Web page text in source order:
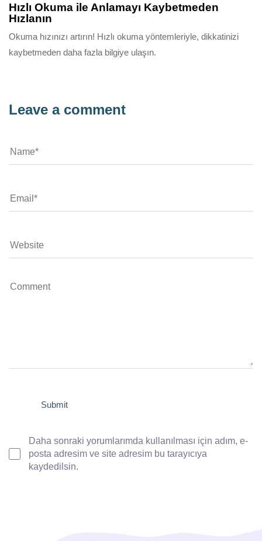
Hızlı Okuma ile Anlamayı Kaybetmeden
Hızlanın
Okuma hızınızı artırın! Hızlı okuma yöntemleriyle, dikkatinizi
kaybetmeden daha fazla bilgiye ulaşın.
Leave a comment
Daha sonraki yorumlarımda kullanılması için adım, e-
posta adresim ve site adresim bu tarayıcıya
kaydedilsin.